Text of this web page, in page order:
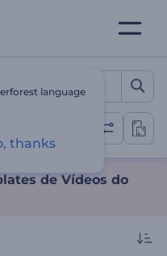
e
de Vídeos do
language
thanks